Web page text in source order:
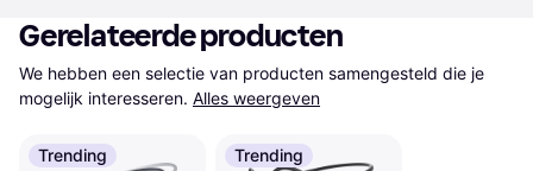
Gerelateerde producten
We hebben een selectie van producten samengesteld die je
mogelijk interesseren. Alles weergeven
Trending Trending